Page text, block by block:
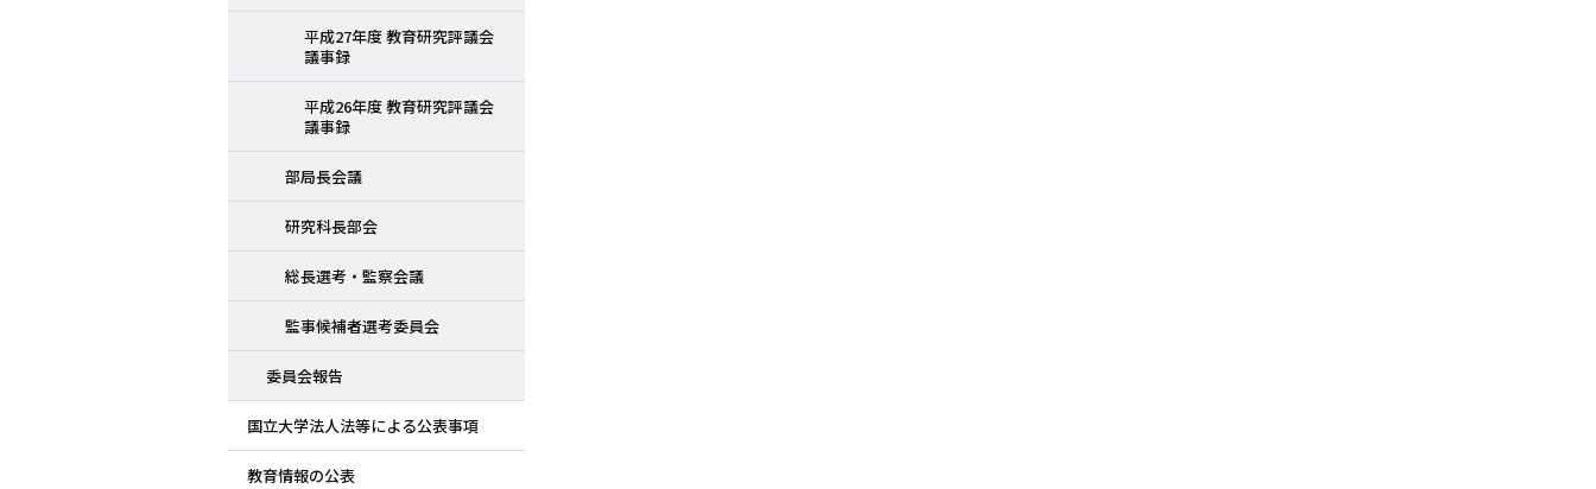
平成27年度 教育研究評議会
議事録
平成26年度 教育研究評議会
議事録
部局長会議
研究科長部会
総長選考・監察会議
監事候補者選考委員会
委員会報告
国立大学法人法等による公表事項
教育情報の公表